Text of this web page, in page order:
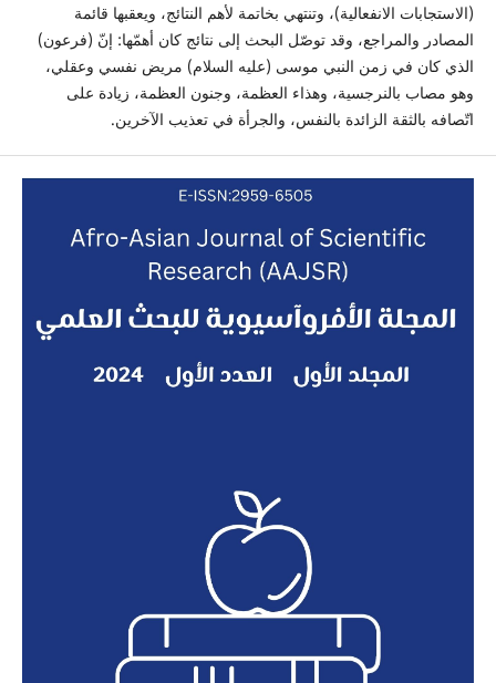
(الاستجابات الانفعالية)، وتنتهي بخاتمة لأهم النتائج، ويعقبها قائمة
المصادر والمراجع، وقد توصّل البحث إلى نتائج كان أهمّها: إنّ (فرعون)
الذي كان في زمن النبي موسى (عليه السلام) مريض نفسي وعقلي،
وهو مصاب بالنرجسية، وهذاء العظمة، وجنون العظمة، زيادة على
اتّصافه بالثقة الزائدة بالنفس، والجرأة في تعذيب الآخرين.